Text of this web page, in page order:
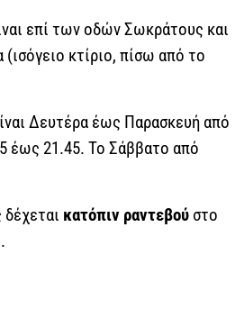
επί των οδών Σωκράτους και
κτίριο, πίσω από το
Δευτέρα έως Παρασκευή από
έως 21.45. Το Σάββατο από
κατόπιν ραντεβού στο
.